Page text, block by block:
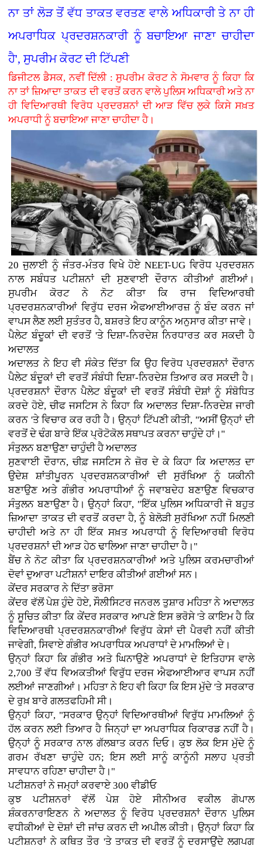
ਨਾ ਤਾਂ ਲੋੜ ਤੋਂ ਵੱਧ ਤਾਕਤ ਵਰਤਣ ਵਾਲੇ ਅਧਿਕਾਰੀ ਤੇ ਨਾ ਹੀ
ਅਪਰਾਧਿਕ ਪ੍ਰਦਰਸ਼ਨਕਾਰੀ ਨੂੰ ਬਚਾਇਆ ਜਾਣਾ ਚਾਹੀਦਾ
ਹੈ', ਸੁਪਰੀਮ ਕੋਰਟ ਦੀ ਟਿੱਪਣੀ
ਡਿਜੀਟਲ ਡੈਸਕ, ਨਵੀਂ ਦਿੱਲੀ : ਸੁਪਰੀਮ ਕੋਰਟ ਨੇ ਸੋਮਵਾਰ ਨੂੰ ਕਿਹਾ ਕਿ
ਨਾ ਤਾਂ ਜ਼ਿਆਦਾ ਤਾਕਤ ਦੀ ਵਰਤੋਂ ਕਰਨ ਵਾਲੇ ਪੁਲਿਸ ਅਧਿਕਾਰੀ ਅਤੇ ਨਾ
ਹੀ ਵਿਦਿਆਰਥੀ ਵਿਰੋਧ ਪ੍ਰਦਰਸ਼ਨਾਂ ਦੀ ਆੜ ਵਿੱਚ ਲੁਕੇ ਕਿਸੇ ਸਖ਼ਤ
ਅਪਰਾਧੀ ਨੂੰ ਬਚਾਇਆ ਜਾਣਾ ਚਾਹੀਦਾ ਹੈ।
20 ਜੁਲਾਈ ਨੂੰ ਜੰਤਰ-ਮੰਤਰ ਵਿਖੇ ਹੋਏ NEET-UG ਵਿਰੋਧ ਪ੍ਰਦਰਸ਼ਨ
ਨਾਲ ਸਬੰਧਤ ਪਟੀਸ਼ਨਾਂ ਦੀ ਸੁਣਵਾਈ ਦੌਰਾਨ ਕੀਤੀਆਂ ਗਈਆਂ।
ਸੁਪਰੀਮ ਕੋਰਟ ਨੇ ਨੋਟ ਕੀਤਾ ਕਿ ਰਾਜ ਵਿਦਿਆਰਥੀ
ਪ੍ਰਦਰਸ਼ਨਕਾਰੀਆਂ ਵਿਰੁੱਧ ਦਰਜ ਐਫਆਈਆਰਜ਼ ਨੂੰ ਬੰਦ ਕਰਨ ਜਾਂ
ਵਾਪਸ ਲੈਣ ਲਈ ਸੁਤੰਤਰ ਹੈ, ਬਸ਼ਰਤੇ ਇਹ ਕਾਨੂੰਨ ਅਨੁਸਾਰ ਕੀਤਾ ਜਾਵੇ।
ਪੈਲੇਟ ਬੰਦੂਕਾਂ ਦੀ ਵਰਤੋਂ 'ਤੇ ਦਿਸ਼ਾ-ਨਿਰਦੇਸ਼ ਨਿਰਧਾਰਤ ਕਰ ਸਕਦੀ ਹੈ
ਅਦਾਲਤ
ਅਦਾਲਤ ਨੇ ਇਹ ਵੀ ਸੰਕੇਤ ਦਿੱਤਾ ਕਿ ਉਹ ਵਿਰੋਧ ਪ੍ਰਦਰਸ਼ਨਾਂ ਦੌਰਾਨ
ਪੈਲੇਟ ਬੰਦੂਕਾਂ ਦੀ ਵਰਤੋਂ ਸੰਬੰਧੀ ਦਿਸ਼ਾ-ਨਿਰਦੇਸ਼ ਤਿਆਰ ਕਰ ਸਕਦੀ ਹੈ।
ਪ੍ਰਦਰਸ਼ਨਾਂ ਦੌਰਾਨ ਪੈਲੇਟ ਬੰਦੂਕਾਂ ਦੀ ਵਰਤੋਂ ਸੰਬੰਧੀ ਦੋਸ਼ਾਂ ਨੂੰ ਸੰਬੋਧਿਤ
ਕਰਦੇ ਹੋਏ, ਚੀਫ ਜਸਟਿਸ ਨੇ ਕਿਹਾ ਕਿ ਅਦਾਲਤ ਦਿਸ਼ਾ-ਨਿਰਦੇਸ਼ ਜਾਰੀ
ਕਰਨ 'ਤੇ ਵਿਚਾਰ ਕਰ ਰਹੀ ਹੈ। ਉਨ੍ਹਾਂ ਟਿੱਪਣੀ ਕੀਤੀ, "ਅਸੀਂ ਉਨ੍ਹਾਂ ਦੀ
ਵਰਤੋਂ ਦੇ ਢੰਗ ਬਾਰੇ ਇੱਕ ਪ੍ਰੋਟੋਕੋਲ ਸਥਾਪਤ ਕਰਨਾ ਚਾਹੁੰਦੇ ਹਾਂ।"
ਸੰਤੁਲਨ ਬਣਾਉਣਾ ਚਾਹੁੰਦੀ ਹੈ ਅਦਾਲਤ
ਸੁਣਵਾਈ ਦੌਰਾਨ, ਚੀਫ਼ ਜਸਟਿਸ ਨੇ ਜ਼ੋਰ ਦੇ ਕੇ ਕਿਹਾ ਕਿ ਅਦਾਲਤ ਦਾ
ਉਦੇਸ਼ ਸ਼ਾਂਤੀਪੂਰਨ ਪ੍ਰਦਰਸ਼ਨਕਾਰੀਆਂ ਦੀ ਸੁਰੱਖਿਆ ਨੂੰ ਯਕੀਨੀ
ਬਣਾਉਣ ਅਤੇ ਗੰਭੀਰ ਅਪਰਾਧੀਆਂ ਨੂੰ ਜਵਾਬਦੇਹ ਬਣਾਉਣ ਵਿਚਕਾਰ
ਸੰਤੁਲਨ ਬਣਾਉਣਾ ਹੈ। ਉਨ੍ਹਾਂ ਕਿਹਾ, "ਇੱਕ ਪੁਲਿਸ ਅਧਿਕਾਰੀ ਜੋ ਬਹੁਤ
ਜ਼ਿਆਦਾ ਤਾਕਤ ਦੀ ਵਰਤੋਂ ਕਰਦਾ ਹੈ, ਨੂੰ ਬੇਲੋੜੀ ਸੁਰੱਖਿਆ ਨਹੀਂ ਮਿਲਣੀ
ਚਾਹੀਦੀ ਅਤੇ ਨਾ ਹੀ ਇੱਕ ਸਖ਼ਤ ਅਪਰਾਧੀ ਨੂੰ ਵਿਦਿਆਰਥੀ ਵਿਰੋਧ
ਪ੍ਰਦਰਸ਼ਨਾਂ ਦੀ ਆੜ ਹੇਠ ਢਾਲਿਆ ਜਾਣਾ ਚਾਹੀਦਾ ਹੈ।"
ਬੈਂਚ ਨੇ ਨੋਟ ਕੀਤਾ ਕਿ ਪ੍ਰਦਰਸ਼ਨਕਾਰੀਆਂ ਅਤੇ ਪੁਲਿਸ ਕਰਮਚਾਰੀਆਂ
ਦੋਵਾਂ ਦੁਆਰਾ ਪਟੀਸ਼ਨਾਂ ਦਾਇਰ ਕੀਤੀਆਂ ਗਈਆਂ ਸਨ।
ਕੇਂਦਰ ਸਰਕਾਰ ਨੇ ਦਿੱਤਾ ਭਰੋਸਾ
ਕੇਂਦਰ ਵੱਲੋਂ ਪੇਸ਼ ਹੁੰਦੇ ਹੋਏ, ਸੌਲੀਸਿਟਰ ਜਨਰਲ ਤੁਸ਼ਾਰ ਮਹਿਤਾ ਨੇ ਅਦਾਲਤ
ਨੂੰ ਸੂਚਿਤ ਕੀਤਾ ਕਿ ਕੇਂਦਰ ਸਰਕਾਰ ਆਪਣੇ ਇਸ ਭਰੋਸੇ 'ਤੇ ਕਾਇਮ ਹੈ ਕਿ
ਵਿਦਿਆਰਥੀ ਪ੍ਰਦਰਸ਼ਨਕਾਰੀਆਂ ਵਿਰੁੱਧ ਕੇਸਾਂ ਦੀ ਪੈਰਵੀ ਨਹੀਂ ਕੀਤੀ
ਜਾਵੇਗੀ, ਸਿਵਾਏ ਗੰਭੀਰ ਅਪਰਾਧਿਕ ਅਪਰਾਧਾਂ ਦੇ ਮਾਮਲਿਆਂ ਦੇ।
ਉਨ੍ਹਾਂ ਕਿਹਾ ਕਿ ਗੰਭੀਰ ਅਤੇ ਘਿਨਾਉਣੇ ਅਪਰਾਧਾਂ ਦੇ ਇਤਿਹਾਸ ਵਾਲੇ
2,700 ਤੋਂ ਵੱਧ ਵਿਅਕਤੀਆਂ ਵਿਰੁੱਧ ਦਰਜ ਐਫਆਈਆਰ ਵਾਪਸ ਨਹੀਂ
ਲਈਆਂ ਜਾਣਗੀਆਂ। ਮਹਿਤਾ ਨੇ ਇਹ ਵੀ ਕਿਹਾ ਕਿ ਇਸ ਮੁੱਦੇ 'ਤੇ ਸਰਕਾਰ
ਦੇ ਰੁਖ਼ ਬਾਰੇ ਗਲਤਫਹਿਮੀ ਸੀ।
ਉਨ੍ਹਾਂ ਕਿਹਾ, "ਸਰਕਾਰ ਉਨ੍ਹਾਂ ਵਿਦਿਆਰਥੀਆਂ ਵਿਰੁੱਧ ਮਾਮਲਿਆਂ ਨੂੰ
ਹੱਲ ਕਰਨ ਲਈ ਤਿਆਰ ਹੈ ਜਿਨ੍ਹਾਂ ਦਾ ਅਪਰਾਧਿਕ ਰਿਕਾਰਡ ਨਹੀਂ ਹੈ।
ਉਨ੍ਹਾਂ ਨੂੰ ਸਰਕਾਰ ਨਾਲ ਗੱਲਬਾਤ ਕਰਨ ਦਿਓ। ਕੁਝ ਲੋਕ ਇਸ ਮੁੱਦੇ ਨੂੰ
ਗਰਮ ਰੱਖਣਾ ਚਾਹੁੰਦੇ ਹਨ; ਇਸ ਲਈ ਸਾਨੂੰ ਕਾਨੂੰਨੀ ਸਲਾਹ ਪ੍ਰਤੀ
ਸਾਵਧਾਨ ਰਹਿਣਾ ਚਾਹੀਦਾ ਹੈ।"
ਪਟੀਸ਼ਨਰਾਂ ਨੇ ਜਮ੍ਹਾਂ ਕਰਵਾਏ 300 ਵੀਡੀਓ
ਕੁਝ ਪਟੀਸ਼ਨਰਾਂ ਵੱਲੋਂ ਪੇਸ਼ ਹੋਏ ਸੀਨੀਅਰ ਵਕੀਲ ਗੋਪਾਲ
ਸ਼ੰਕਰਨਾਰਾਇਣਨ ਨੇ ਅਦਾਲਤ ਨੂੰ ਵਿਰੋਧ ਪ੍ਰਦਰਸ਼ਨਾਂ ਦੌਰਾਨ ਪੁਲਿਸ
ਵਧੀਕੀਆਂ ਦੇ ਦੋਸ਼ਾਂ ਦੀ ਜਾਂਚ ਕਰਨ ਦੀ ਅਪੀਲ ਕੀਤੀ। ਉਨ੍ਹਾਂ ਕਿਹਾ ਕਿ
ਪਟੀਸ਼ਨਰਾਂ ਨੇ ਕਥਿਤ ਤੌਰ 'ਤੇ ਤਾਕਤ ਦੀ ਵਰਤੋਂ ਨੂੰ ਦਰਸਾਉਂਦੇ ਲਗਪਗ